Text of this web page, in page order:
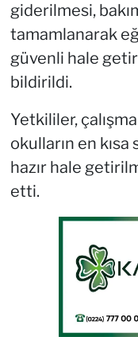
giderilmesi,
tamamlanarak
güvenli hale
bildirildi.
Yetkililer,
okulların en
hazır hale
etti.